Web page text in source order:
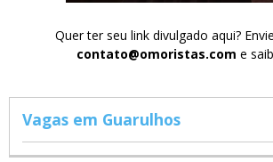
Quer ter seu link divulgado aqui?
contato@omoristas.com e
Vagas em Guarulhos